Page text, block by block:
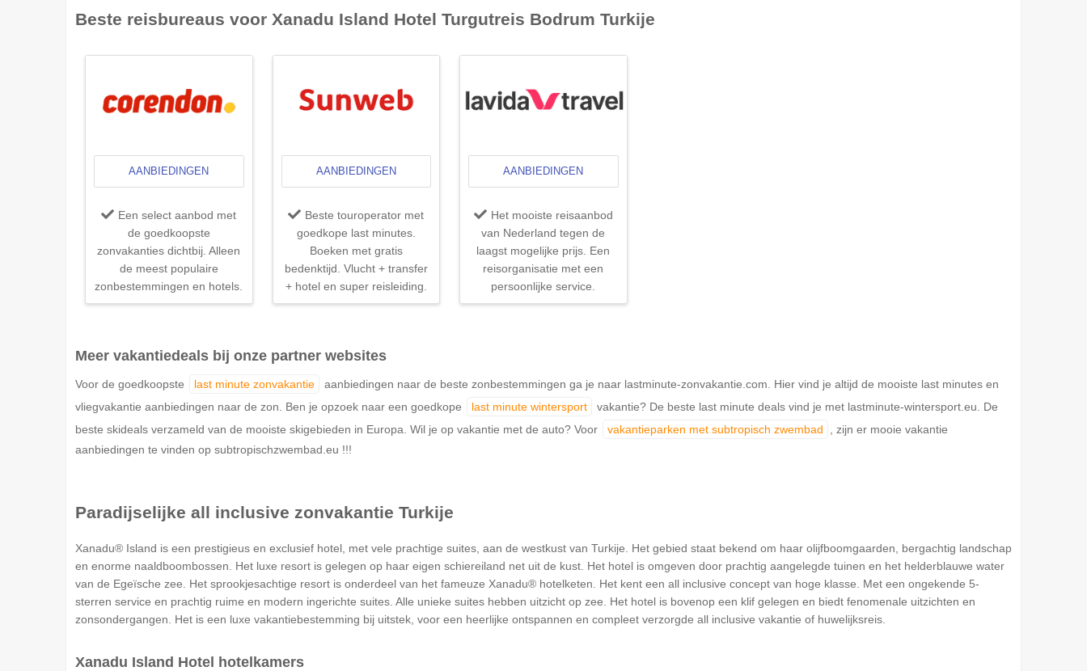
Beste reisbureaus voor Xanadu Island Hotel Turgutreis Bodrum Turkije
AANBIEDINGEN
Een select aanbod met
de goedkoopste
zonvakanties dichtbij. Alleen
de meest populaire
zonbestemmingen en hotels.
AANBIEDINGEN
Beste touroperator met
goedkope last minutes.
Boeken met gratis
bedenktijd. Vlucht + transfer
+ hotel en super reisleiding.
AANBIEDINGEN
Het mooiste reisaanbod
van Nederland tegen de
laagst mogelijke prijs. Een
reisorganisatie met een
persoonlijke service.
Meer vakantiedeals bij onze partner websites
Voor de goedkoopste last minute zonvakantie
aanbiedingen naar de beste zonbestemmingen ga je naar lastminute-zonvakantie.com. Hier vind je altijd de mooiste last minutes en
vliegvakantie aanbiedingen naar de zon. Ben je opzoek naar een goedkope
last minute wintersport
vakantie? De beste last minute deals vind je met lastminute-wintersport.eu. De
beste skideals verzameld van de mooiste skigebieden in Europa. Wil je op vakantie met de auto? Voor
vakantieparken met subtropisch zwembad
, zijn er mooie vakantie
aanbiedingen te vinden op subtropischzwembad.eu !!!
Paradijselijke all inclusive zonvakantie Turkije
Xanadu® Island is een prestigieus en exclusief hotel, met vele prachtige suites, aan de westkust van Turkije. Het gebied staat bekend om haar olijfboomgaarden, bergachtig landschap
en enorme naaldboombossen. Het luxe resort is gelegen op haar eigen schiereiland net uit de kust. Het hotel is omgeven door prachtig aangelegde tuinen en het helderblauwe water
van de Egeïsche zee. Het sprookjesachtige resort is onderdeel van het fameuze Xanadu® hotelketen. Het kent een all inclusive concept van hoge klasse. Met een ongekende 5-
sterren service en prachtig ruime en modern ingerichte suites. Alle unieke suites hebben uitzicht op zee. Het hotel is bovenop een klif gelegen en biedt fenomenale uitzichten en
zonsondergangen. Het is een luxe vakantiebestemming bij uitstek, voor een heerlijke ontspannen en compleet verzorgde all inclusive vakantie of huwelijksreis.
Xanadu Island Hotel hotelkamers